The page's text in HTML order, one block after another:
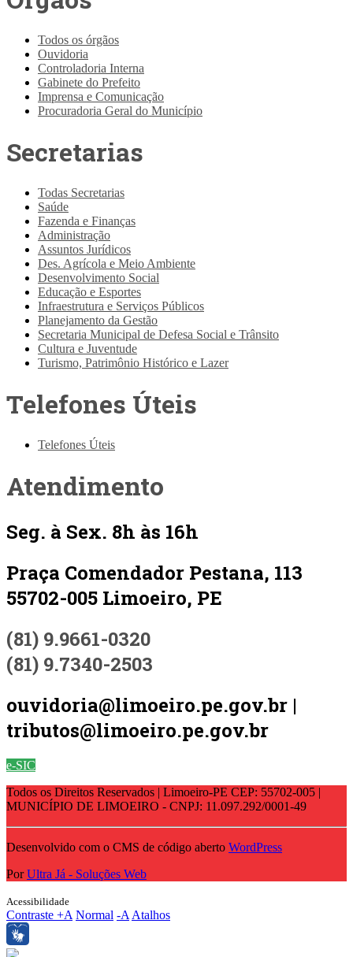
Todos os órgãos
Ouvidoria
Controladoria Interna
Gabinete do Prefeito
Imprensa e Comunicação
Procuradoria Geral do Município
Secretarias
Todas Secretarias
Saúde
Fazenda e Finanças
Administração
Assuntos Jurídicos
Des. Agrícola e Meio Ambiente
Desenvolvimento Social
Educação e Esportes
Infraestrutura e Serviços Públicos
Planejamento da Gestão
Secretaria Municipal de Defesa Social e Trânsito
Cultura e Juventude
Turismo, Patrimônio Histórico e Lazer
Telefones Úteis
Telefones Úteis
Atendimento
Seg. à Sex. 8h às 16h
Praça Comendador Pestana, 113
55702-005 Limoeiro, PE
(81) 9.9661-0320
(81) 9.7340-2503
ouvidoria@limoeiro.pe.gov.br |
tributos@limoeiro.pe.gov.br
e-SIC
Todos os Direitos Reservados | Limoeiro-PE CEP: 55702-005 |
MUNICÍPIO DE LIMOEIRO - CNPJ: 11.097.292/0001-49
Desenvolvido com o CMS de código aberto WordPress
PorUltra Já - Soluções Web
Acessibilidade
Contraste +A Normal -A Atalhos